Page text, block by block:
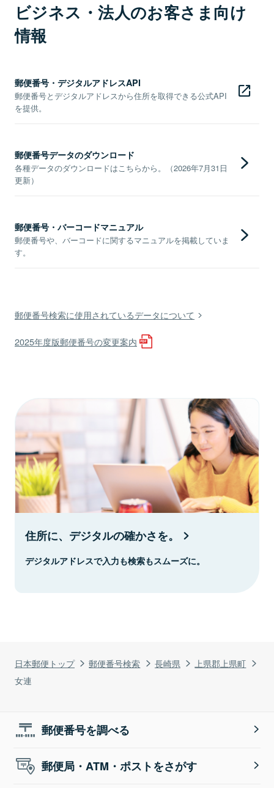
日本郵便トップ 郵便番号検索 長崎県
上県郡上県町
女連
ビジネス・法人のお客さま向け
情報
郵便番号・デジタルアドレスAPI
郵便番号とデジタルアドレスから住所を取得できる公式API
を提供。
郵便番号データのダウンロード
各種データのダウンロードはこちらから。（2026年7月31日
更新）
郵便番号・バーコードマニュアル
郵便番号や、バーコードに関するマニュアルを掲載していま
す。
郵便番号検索に使用されているデータについて
2025年度版郵便番号の変更案内
住所に、デジタルの確かさを。
デジタルアドレスで入力も検索もスムーズに。
郵便番号を調べる
郵便局・ATM・ポストをさがす